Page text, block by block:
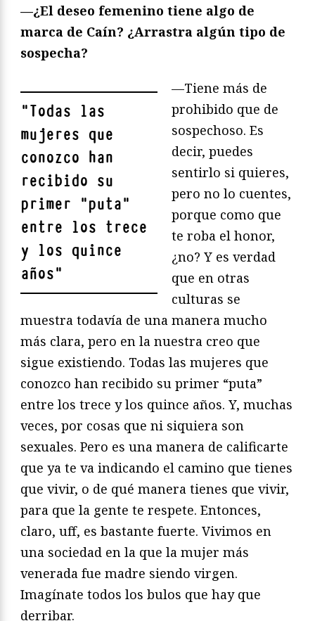
—¿El deseo femenino tiene algo de
marca de Caín? ¿Arrastra algún tipo de
sospecha?
"Todas las
mujeres que
conozco han
recibido su
primer “puta”
entre los trece
y los quince
años"
—Tiene más de
prohibido que de
sospechoso. Es
decir, puedes
sentirlo si quieres,
pero no lo cuentes,
porque como que
te roba el honor,
¿no? Y es verdad
que en otras
culturas se
muestra todavía de una manera mucho
más clara, pero en la nuestra creo que
sigue existiendo. Todas las mujeres que
conozco han recibido su primer “puta”
entre los trece y los quince años. Y, muchas
veces, por cosas que ni siquiera son
sexuales. Pero es una manera de calificarte
que ya te va indicando el camino que tienes
que vivir, o de qué manera tienes que vivir,
para que la gente te respete. Entonces,
claro, uff, es bastante fuerte. Vivimos en
una sociedad en la que la mujer más
venerada fue madre siendo virgen.
Imagínate todos los bulos que hay que
derribar.